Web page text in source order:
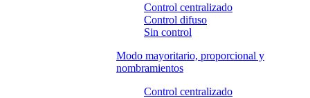
Control centralizado
Control difuso
Sin control
Modo mayoritario, proporcional y
nombramientos
Control centralizado